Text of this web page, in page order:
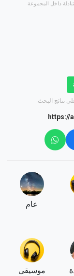
داخل المجموعة
https://
عام
موسيقى